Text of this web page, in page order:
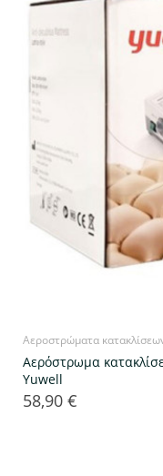
Αεροστρώματα
Αερόστρωμα
Yuwell
Τιμή
58,90 €